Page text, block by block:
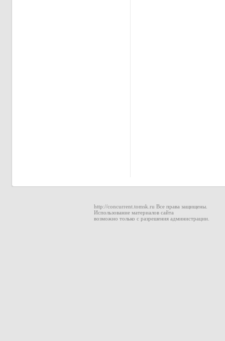
http://concurrent.tomsk.ru Все права защищены.
Использование материалов сайта
возможно только с разрешения администрации.